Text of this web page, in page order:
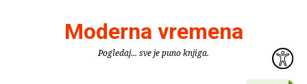
Moderna vremena
Pogledaj... sve je puno knjiga.